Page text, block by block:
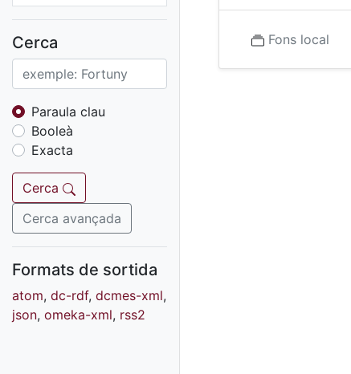
Fons sonor de Ràdio
Reus
Cartells
Fons audiovisual
Fons local
Fons sonor
Goigs
Fons fotogràfic
Fons d'art
Cerca
Paraula clau
Booleà
Exacta
Cerca
Cerca avançada
Formats de sortida
atom, dc-rdf, dcmes-xml,
json, omeka-xml, rss2
Fons local